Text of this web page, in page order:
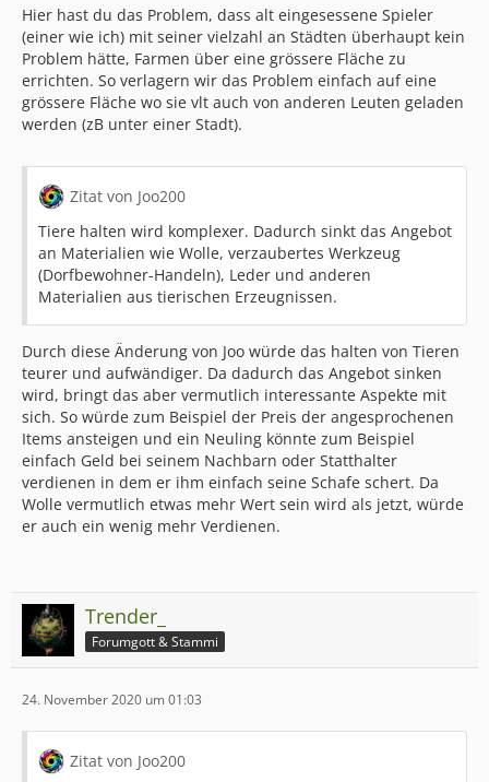
Hier hast du das Problem, dass alt eingesessene Spieler
(einer wie ich) mit seiner vielzahl an Städten überhaupt kein
Problem hätte, Farmen über eine grössere Fläche zu
errichten. So verlagern wir das Problem einfach auf eine
grössere Fläche wo sie vlt auch von anderen Leuten geladen
werden (zB unter einer Stadt).
Zitat von Joo200
Tiere halten wird komplexer. Dadurch sinkt das Angebot
an Materialien wie Wolle, verzaubertes Werkzeug
(Dorfbewohner-Handeln), Leder und anderen
Materialien aus tierischen Erzeugnissen.
Durch diese Änderung von Joo würde das halten von Tieren
teurer und aufwändiger. Da dadurch das Angebot sinken
wird, bringt das aber vermutlich interessante Aspekte mit
sich. So würde zum Beispiel der Preis der angesprochenen
Items ansteigen und ein Neuling könnte zum Beispiel
einfach Geld bei seinem Nachbarn oder Statthalter
verdienen in dem er ihm einfach seine Schafe schert. Da
Wolle vermutlich etwas mehr Wert sein wird als jetzt, würde
er auch ein wenig mehr Verdienen.
Trender_
Forumgott & Stammi
24. November 2020 um 01:03
Zitat von Joo200